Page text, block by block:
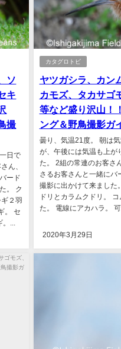
ソ
キ
撮
日で
ん、
ード
。 ク
２羽
。 セ
...
カタグロトビ
ヤツガシラ、カン
カモズ、タカサゴ
等など盛り沢山！
ング＆野鳥撮影ガ
曇り、気温21度。 朝は
が、午後には気温も上が
た。 2組の常連のお客さ
さるお客さんと一緒にバ
撮影に出かけて来ました
ドリとカラムクドリ。
た。 電線にアカハラ。
2020年3月29日